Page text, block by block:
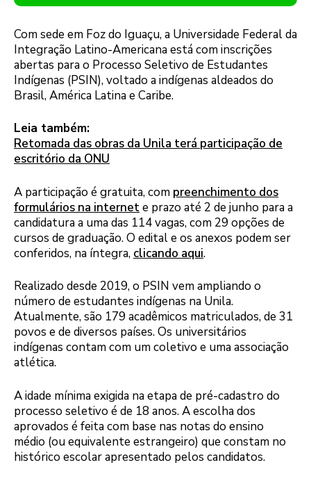
Com sede em Foz do Iguaçu, a Universidade Federal da
Integração Latino-Americana está com inscrições
abertas para o Processo Seletivo de Estudantes
Indígenas (PSIN), voltado a indígenas aldeados do
Brasil, América Latina e Caribe.
Leia também:
Retomada das obras da Unila terá participação de
escritório da ONU
A participação é gratuita, com preenchimento dos
formulários na internete prazo até 2 de junho para a
candidatura a uma das 114 vagas, com 29 opções de
cursos de graduação. O edital e os anexos podem ser
conferidos, na íntegra, clicando aqui.
Realizado desde 2019, o PSIN vem ampliando o
número de estudantes indígenas na Unila.
Atualmente, são 179 acadêmicos matriculados, de 31
povos e de diversos países. Os universitários
indígenas contam com um coletivo e uma associação
atlética.
A idade mínima exigida na etapa de pré-cadastro do
processo seletivo é de 18 anos. A escolha dos
aprovados é feita com base nas notas do ensino
médio (ou equivalente estrangeiro) que constam no
histórico escolar apresentado pelos candidatos.